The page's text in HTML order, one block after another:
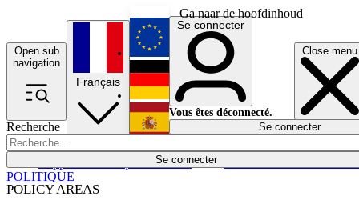
Ga naar de hoofdinhoud
Open sub
navigation
Close menu
Recherche
Se connecter
POLICY AREAS
Économie
Français
English
Deutsch
Español
Se connecter
Vous êtes déconnecté.
Se connecter
POLITIQUE